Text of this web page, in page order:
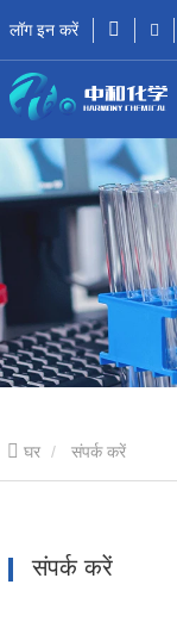
लॉग इन करें
घर संपर्क करें
संपर्क करें